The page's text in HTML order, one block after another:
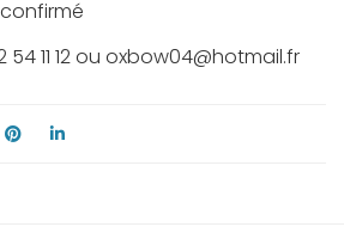
11 12 ou oxbow04@hotmail.fr